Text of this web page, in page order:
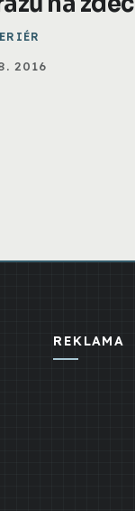
2016
REKLAMA